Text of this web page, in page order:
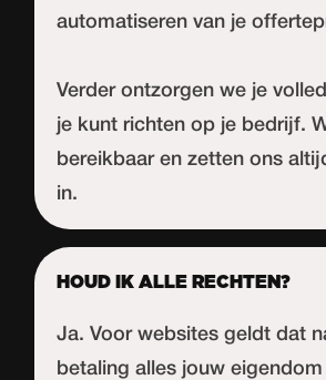
automatiseren van je
Verder ontzorgen we je
je kunt richten op je bedrijf.
bereikbaar en zetten ons
in.
HOUD IK ALLE RECHTEN?
Ja. Voor websites geldt dat
betaling alles jouw eigendom